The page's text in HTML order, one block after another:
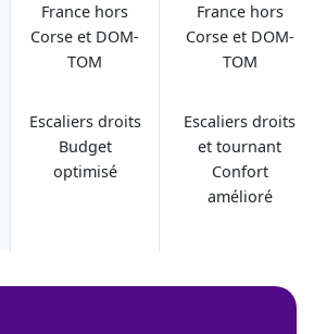
France hors
Corse et DOM-
TOM
France hors
Corse et DOM-
TOM
Escaliers droits
Budget
optimisé
Escaliers droits
et tournant
Confort
amélioré